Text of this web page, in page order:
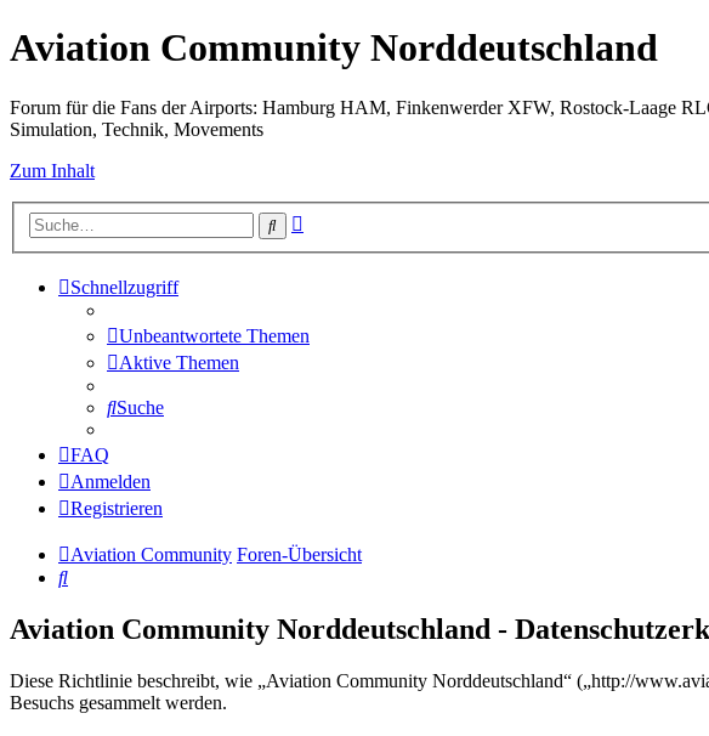
Aviation Community Norddeutschland
Forum für die Fans der Airports: Hamburg HAM, Finkenwerder XFW, Rostock-Laage
Simulation, Technik, Movements
Zum Inhalt
Suche
Schnellzugriff
Unbeantwortete Themen
Aktive Themen
Suche
FAQ
Anmelden
Registrieren
Aviation Community Foren-Übersicht
Suche
Aviation Community Norddeutschland -
Diese Richtlinie beschreibt, wie „Aviation Community Norddeutschland“ („http://
Besuchs gesammelt werden.